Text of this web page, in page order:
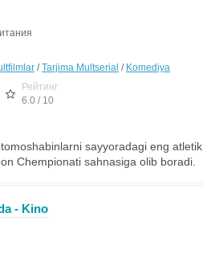
/Tarjima Multserial / Komediya
Рейтинг
6.0 / 10
sayyoradagi eng
Chempionati sahnasiga olib boradi.
- Kino